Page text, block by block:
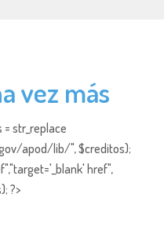
vez más
str_replace
apod/lib/", $creditos);
href",
?>